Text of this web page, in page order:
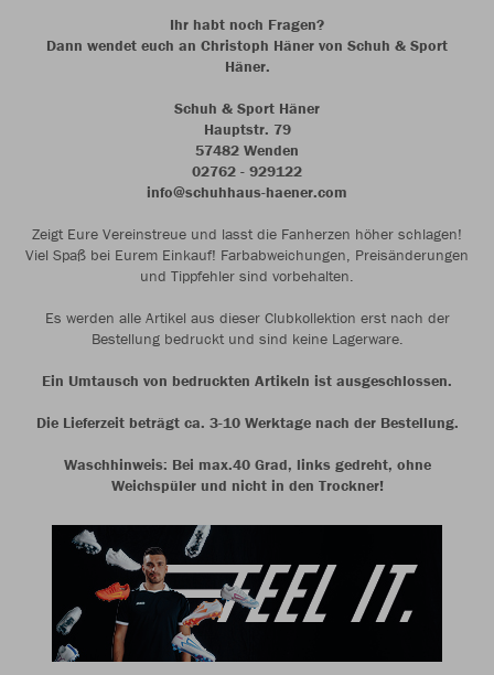
Ihr habt noch Fragen?
Dann wendet euch an Christoph Häner von Schuh & Sport
Häner.
Schuh & Sport Häner
Hauptstr. 79
57482 Wenden
02762 - 929122
info@schuhhaus-haener.com
Zeigt Eure Vereinstreue und lasst die Fanherzen höher schlagen!
Viel Spaß bei Eurem Einkauf! Farbabweichungen, Preisänderungen
und Tippfehler sind vorbehalten.
Es werden alle Artikel aus dieser Clubkollektion erst nach der
Bestellung bedruckt und sind keine Lagerware.
Ein Umtausch von bedruckten Artikeln ist ausgeschlossen.
Die Lieferzeit beträgt ca. 3-10 Werktage nach der Bestellung.
Waschhinweis: Bei max.40 Grad, links gedreht, ohne
Weichspüler und nicht in den Trockner!